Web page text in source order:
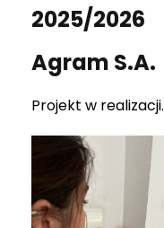
2025/2026
Agram S.A.
Projekt w realizacji.